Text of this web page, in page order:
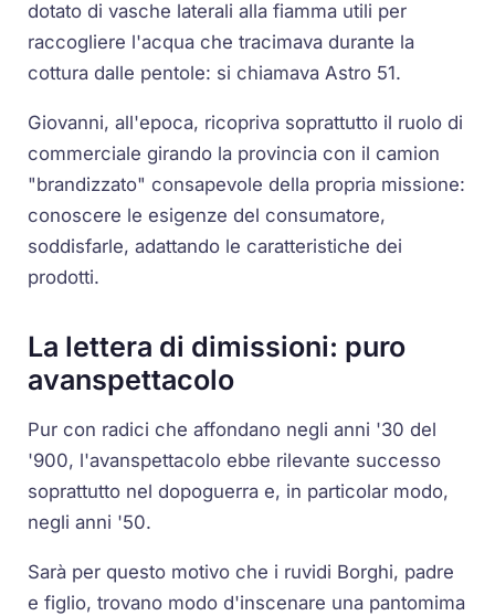
dotato di vasche laterali alla fiamma utili per
raccogliere l'acqua che tracimava durante la
cottura dalle pentole: si chiamava Astro 51.
Giovanni, all'epoca, ricopriva soprattutto il ruolo di
commerciale girando la provincia con il camion
"brandizzato" consapevole della propria missione:
conoscere le esigenze del consumatore,
soddisfarle, adattando le caratteristiche dei
prodotti.
La lettera di dimissioni: puro
avanspettacolo
Pur con radici che affondano negli anni '30 del
'900, l'avanspettacolo ebbe rilevante successo
soprattutto nel dopoguerra e, in particolar modo,
negli anni '50.
Sarà per questo motivo che i ruvidi Borghi, padre
e figlio, trovano modo d'inscenare una pantomima